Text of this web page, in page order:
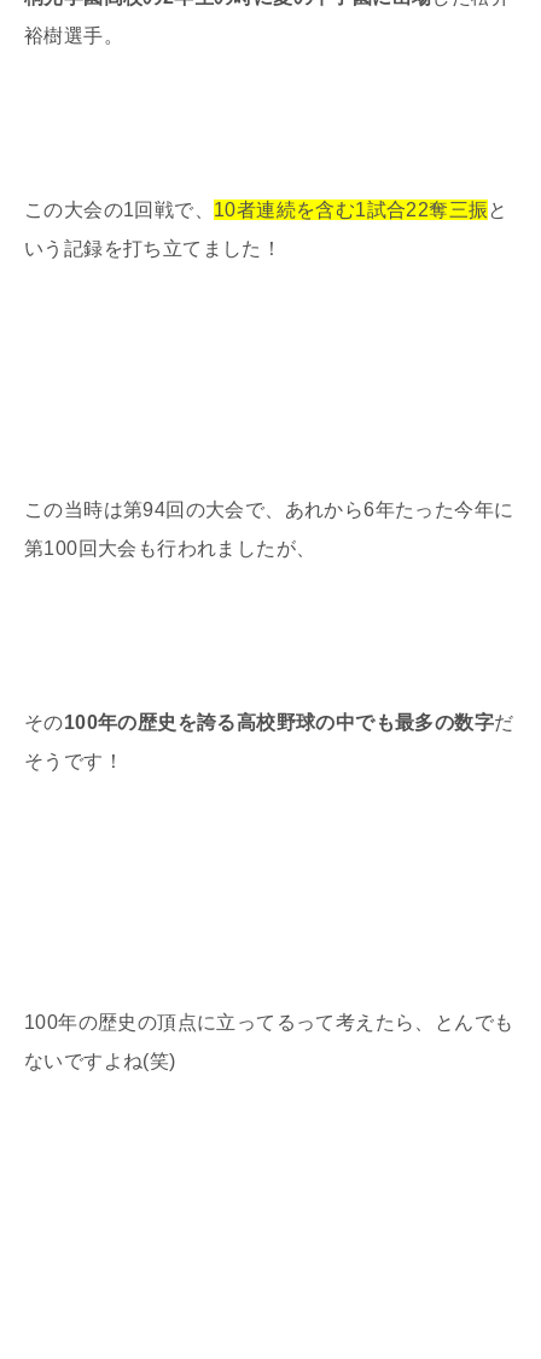
裕樹選手。
この大会の1回戦で、 10者連続を含む1試合22奪三振と
いう記録を打ち立てました！
この当時は第94回の大会で、あれから6年たった今年に
第100回大会も行われましたが、
その100年の歴史を誇る高校野球の中でも最多の数字だ
そうです！
100年の歴史の頂点に立ってるって考えたら、とんでも
ないですよね(笑)